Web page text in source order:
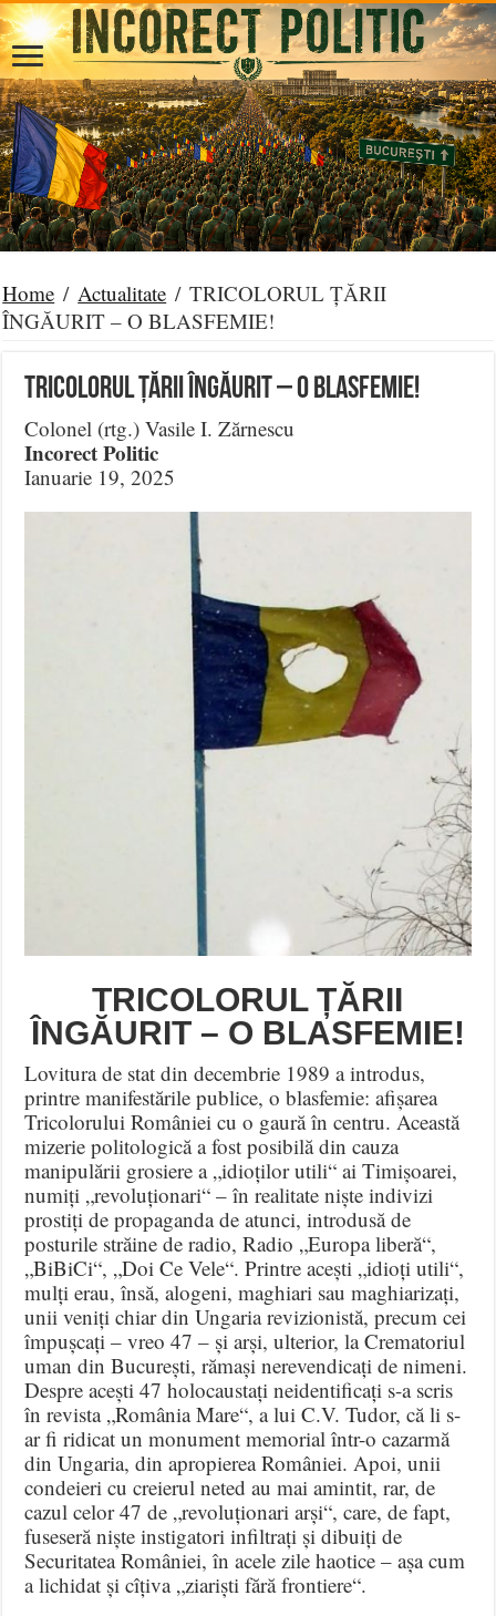
Home / Actualitate / TRICOLORUL ȚĂRII
ÎNGĂURIT – O BLASFEMIE!
TRICOLORUL ȚĂRII ÎNGĂURIT – O BLASFEMIE!
Colonel (rtg.) Vasile I. Zărnescu
Incorect Politic
Ianuarie 19, 2025
TRICOLORUL ȚĂRII
ÎNGĂURIT – O BLASFEMIE!
Lovitura de stat din decembrie 1989 a introdus,
printre manifestările publice, o blasfemie: afișarea
Tricolorului României cu o gaură în centru. Această
mizerie politologică a fost posibilă din cauza
manipulării grosiere a „idioților utili“ ai Timișoarei,
numiți „revoluționari“ – în realitate niște indivizi
prostiți de propaganda de atunci, introdusă de
posturile străine de radio, Radio „Europa liberă“,
„BiBiCi“, „Doi Ce Vele“. Printre acești „idioți utili“,
mulți erau, însă, alogeni, maghiari sau maghiarizați,
unii veniți chiar din Ungaria revizionistă, precum cei
împușcați – vreo 47 – și arși, ulterior, la Crematoriul
uman din București, rămași nerevendicați de nimeni.
Despre acești 47 holocaustați neidentificați s-a scris
în revista „România Mare“, a lui C.V. Tudor, că li s-
ar fi ridicat un monument memorial într-o cazarmă
din Ungaria, din apropierea României. Apoi, unii
condeieri cu creierul neted au mai amintit, rar, de
cazul celor 47 de „revoluționari arși“, care, de fapt,
fuseseră niște instigatori infiltrați și dibuiți de
Securitatea României, în acele zile haotice – așa cum
a lichidat și cîțiva „ziariști fără frontiere“.